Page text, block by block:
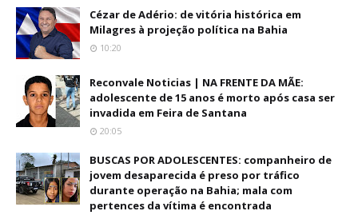
Cézar de Adério: de vitória histórica em
Milagres à projeção política na Bahia
10:20
Reconvale Noticias | NA FRENTE DA MÃE:
adolescente de 15 anos é morto após casa ser
invadida em Feira de Santana
20:05
BUSCAS POR ADOLESCENTES: companheiro de
jovem desaparecida é preso por tráfico
durante operação na Bahia; mala com
pertences da vítima é encontrada